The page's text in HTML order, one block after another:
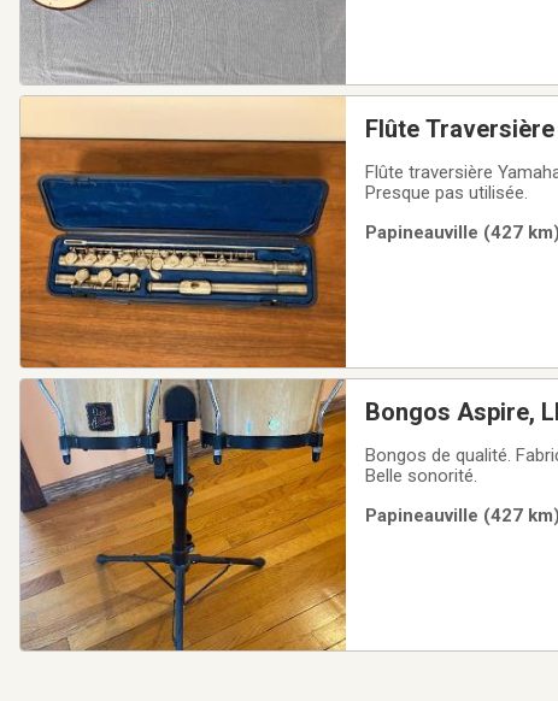
Flûte Traversière
Flûte traversière
Presque pas utilisée.
Papineauville (427
Bongos Aspire,
Bongos de qualité.
Belle sonorité.
Papineauville (427